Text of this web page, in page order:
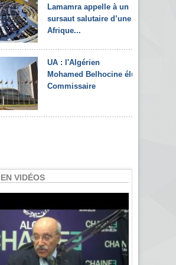
Lamamra appelle à un
sursaut salutaire d’une
Afrique...
UA : l'Algérien
Mohamed Belhocine élu
Commissaire
VIDÉOS